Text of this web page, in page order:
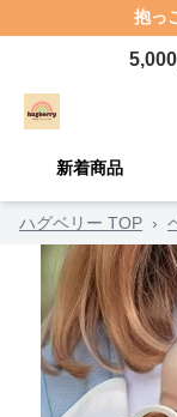
抱っ
5,000
新着商品
ハグベリー TOP ›